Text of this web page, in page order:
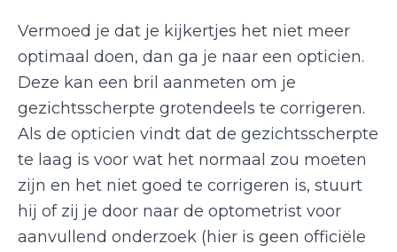
Vermoed je dat je kijkertjes het niet meer
optimaal doen, dan ga je naar een opticien.
Deze kan een bril aanmeten om je
gezichtsscherpte grotendeels te corrigeren.
Als de opticien vindt dat de gezichtsscherpte
te laag is voor wat het normaal zou moeten
zijn en het niet goed te corrigeren is, stuurt
hij of zij je door naar de optometrist voor
aanvullend onderzoek (hier is geen officiële